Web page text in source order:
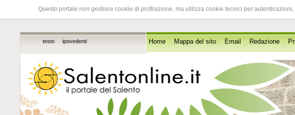
Questo portale non gestisce cookie di profilazione, ma utilizza cookie tecnici per
testo ipovedenti Home Mappa del sito Email Redazione